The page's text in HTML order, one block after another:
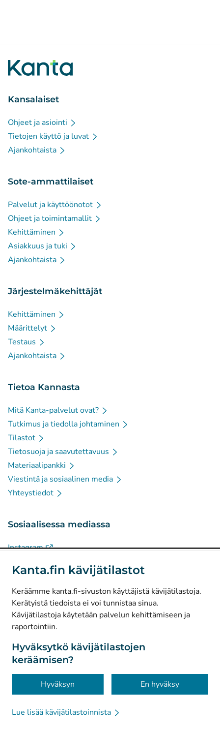
Kanta.fin kävijätilastot
Keräämme kanta.fi-sivuston käyttäjistä kävijätilastoja.
Kerätyistä tiedoista ei voi tunnistaa sinua.
Kävijätilastoja käytetään palvelun kehittämiseen ja
raportointiin.
Hyväksytkö kävijätilastojen
keräämisen?
Hyväksyn En hyväksy
Lue lisää kävijätilastoinnista
Kansalaiset
Ohjeet ja asiointi
Tietojen käyttö ja luvat
Ajankohtaista
Sote-ammattilaiset
Palvelut ja käyttöönotot
Ohjeet ja toimintamallit
Kehittäminen
Asiakkuus ja tuki
Ajankohtaista
Järjestelmäkehittäjät
Kehittäminen
Määrittelyt
Testaus
Ajankohtaista
Tietoa Kannasta
Mitä Kanta-palvelut ovat?
Tutkimus ja tiedolla johtaminen
Tilastot
Tietosuoja ja saavutettavuus
Materiaalipankki
Viestintä ja sosiaalinen media
Yhteystiedot
Sosiaalisessa mediassa
Instagram(Avautuu uuteen välilehteen)
Facebook(Avautuu uuteen välilehteen)
© Kanta-Palvelut, Kansaneläkelaitos
Tietosuoja
Tietoa sivustosta
Saavutettavuus
Evästeet